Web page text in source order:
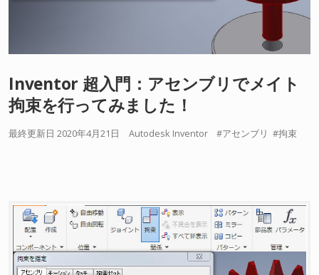
Inventor 超入門：アセンブリでメイト
拘束を行ってみました！
最終更新日 2020年4月21日 Autodesk Inventor アセンブリ 拘束